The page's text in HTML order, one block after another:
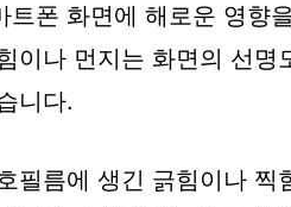
트폰 화면에 해로운 영향
이나 먼지는 화면의 선명
니다.
필름에 생긴 긁힘이나 찍